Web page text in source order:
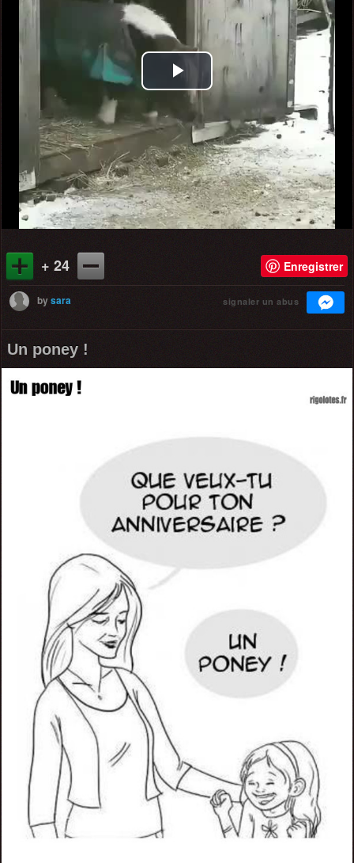
Play
Video
+ 24 Enregistrer
bysara signaler un abus
Un poney !